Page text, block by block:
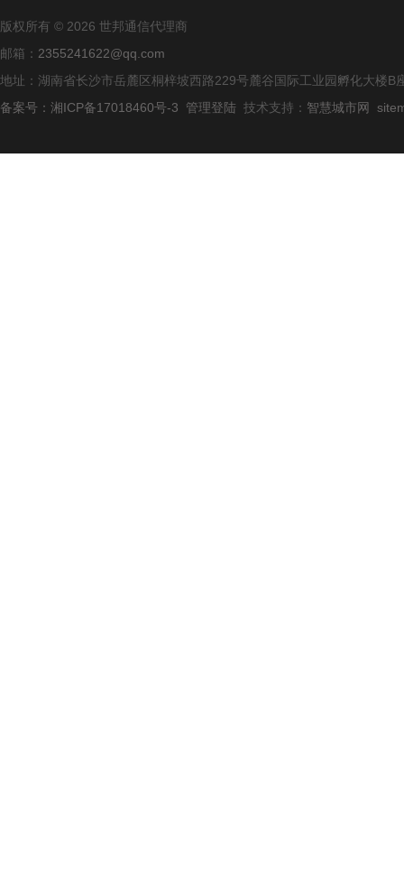
版权所有 © 2026 世邦通信代理商
邮箱： 2355241622@qq.com
地址：湖南省长沙市岳麓区桐梓坡西路229号麓谷国际工业园孵化大楼B
备案号：湘ICP备17018460号-3
管理登陆 技术支持： 智慧城市网